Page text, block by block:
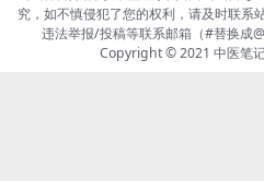
究，如不慎侵犯了您的权利，请及时联系
违法举报/投稿等联系邮箱（#替换
Copyright © 2021 中医笔